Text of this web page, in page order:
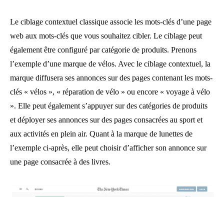
Le ciblage contextuel classique associe les mots-clés d’une page
web aux mots-clés que vous souhaitez cibler. Le ciblage peut
également être configuré par catégorie de produits. Prenons
l’exemple d’une marque de vélos. Avec le ciblage contextuel, la
marque diffusera ses annonces sur des pages contenant les mots-
clés « vélos », « réparation de vélo » ou encore « voyage à vélo
». Elle peut également s’appuyer sur des catégories de produits
et déployer ses annonces sur des pages consacrées au sport et
aux activités en plein air. Quant à la marque de lunettes de
l’exemple ci-après, elle peut choisir d’afficher son annonce sur
une page consacrée à des livres.